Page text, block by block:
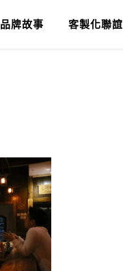
品牌故事 客製化聯誼